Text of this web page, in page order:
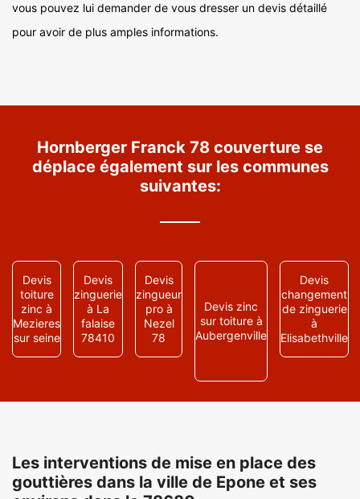
vous pouvez lui demander de vous dresser un devis détaillé
pour avoir de plus amples informations.
Hornberger Franck 78 couverture se
déplace également sur les communes
suivantes:
Devis
toiture
zinc à
Mezieres
sur seine
Devis
zinguerie
à La
falaise
78410
Devis
zingueur
pro à
Nezel
78
Devis zinc
sur toiture à
Aubergenville
Devis
changement
de zinguerie
à
Elisabethville
Les interventions de mise en place des
gouttières dans la ville de Epone et ses